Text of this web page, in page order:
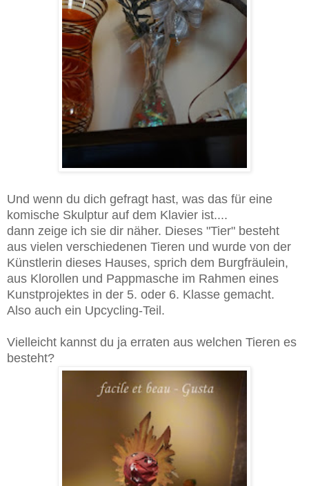
Und wenn du dich gefragt hast, was das für eine
komische Skulptur auf dem Klavier ist....
dann zeige ich sie dir näher. Dieses "Tier" besteht
aus vielen verschiedenen Tieren und wurde von der
Künstlerin dieses Hauses, sprich dem Burgfräulein,
aus Klorollen und Pappmasche im Rahmen eines
Kunstprojektes in der 5. oder 6. Klasse gemacht.
Also auch ein Upcycling-Teil.
Vielleicht kannst du ja erraten aus welchen Tieren es
besteht?